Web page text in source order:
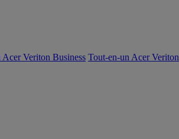
Acer Veriton Business Tout-en-un Acer Veriton